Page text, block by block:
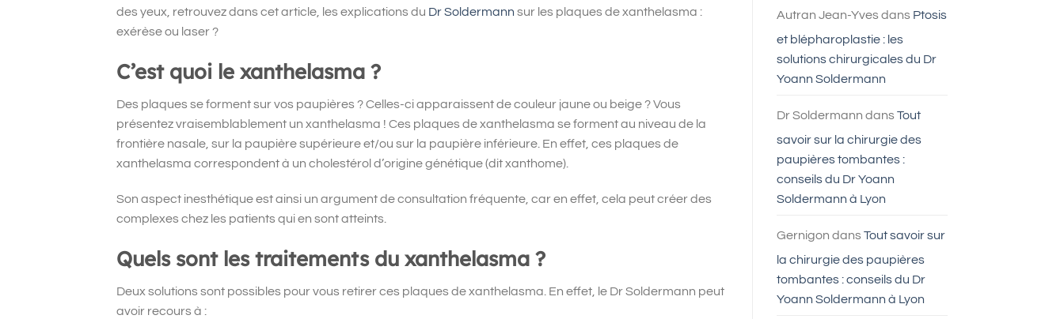
des yeux, retrouvez dans cet article, les explications du Dr Soldermann sur les plaques de xanthelasma :
exérèse ou laser ?
C’est quoi le xanthelasma ?
Des plaques se forment sur vos paupières ? Celles-ci apparaissent de couleur jaune ou beige ? Vous
présentez vraisemblablement un xanthelasma ! Ces plaques de xanthelasma se forment au niveau de la
frontière nasale, sur la paupière supérieure et/ou sur la paupière inférieure. En effet, ces plaques de
xanthelasma correspondent à un cholestérol d’origine génétique (dit xanthome).
Son aspect inesthétique est ainsi un argument de consultation fréquente, car en effet, cela peut créer des
complexes chez les patients qui en sont atteints.
Quels sont les traitements du xanthelasma ?
Deux solutions sont possibles pour vous retirer ces plaques de xanthelasma. En effet, le Dr Soldermann peut
avoir recours à :
Autran Jean-Yves dans Ptosis
et blépharoplastie : les
solutions chirurgicales du Dr
Yoann Soldermann
Dr Soldermann dans Tout
savoir sur la chirurgie des
paupières tombantes :
conseils du Dr Yoann
Soldermann à Lyon
Gernigon dans Tout savoir sur
la chirurgie des paupières
tombantes : conseils du Dr
Yoann Soldermann à Lyon